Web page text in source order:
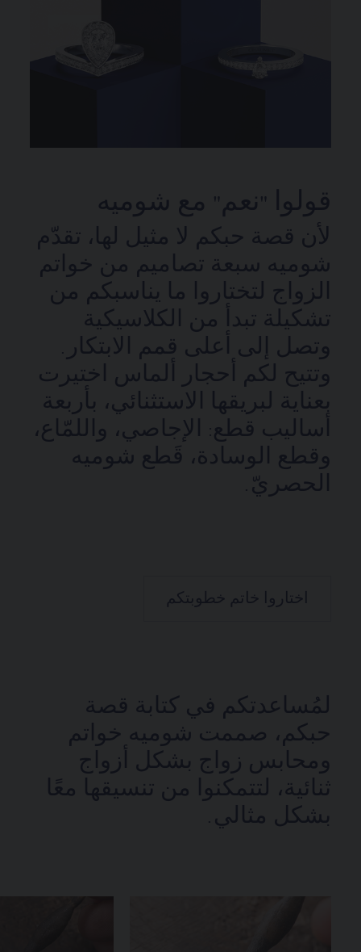
قولوا "نعم" مع شوميه
لأن قصة حبكم لا مثيل لها، تقدّم
شوميه سبعة تصاميم من خواتم
الزواج لتختاروا ما يناسبكم من
تشكيلة تبدأ من الكلاسيكية
وتصل إلى أعلى قمم الابتكار.
وتتيح لكم أحجار ألماس اختيرت
بعناية لبريقها الاستثنائي، بأربعة
أساليب قطع: الإجاصي، واللمّاع،
وقطع الوسادة، قَطع شوميه
الحصريّ.
اختاروا خاتم خطوبتكم
لمُساعدتكم في كتابة قصة
حبكم، صممت شوميه خواتم
ومحابس زواج بشكل أزواج
ثنائية، لتتمكنوا من تنسيقها معًا
بشكل مثالي.